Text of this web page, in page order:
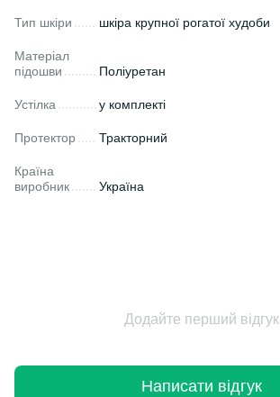
Тип шкіри шкіра крупної рогатої худоби
Матеріал
підошви
Поліуретан
Устілка у комплекті
Протектор Тракторний
Країна
виробник
Україна
Додайте перший відгук
Написати відгук